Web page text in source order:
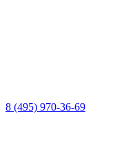
8 (495) 970-36-69